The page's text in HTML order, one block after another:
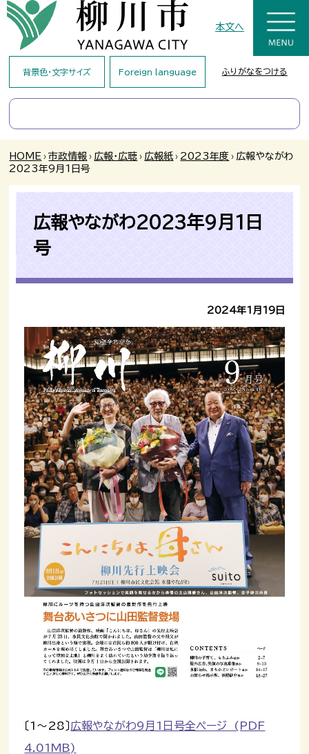
本文へ
背景色・文字サイズ Foreign language ふりがなをつける
HOME › 市政情報 › 広報・広聴 › 広報紙 › 2023年度 › 広報やながわ
2023年9月1日号
広報やながわ2023年9月1日
号
2024年1月19日
〔1～28〕 広報やながわ9月1日号全ページ (PDF
4.01MB)